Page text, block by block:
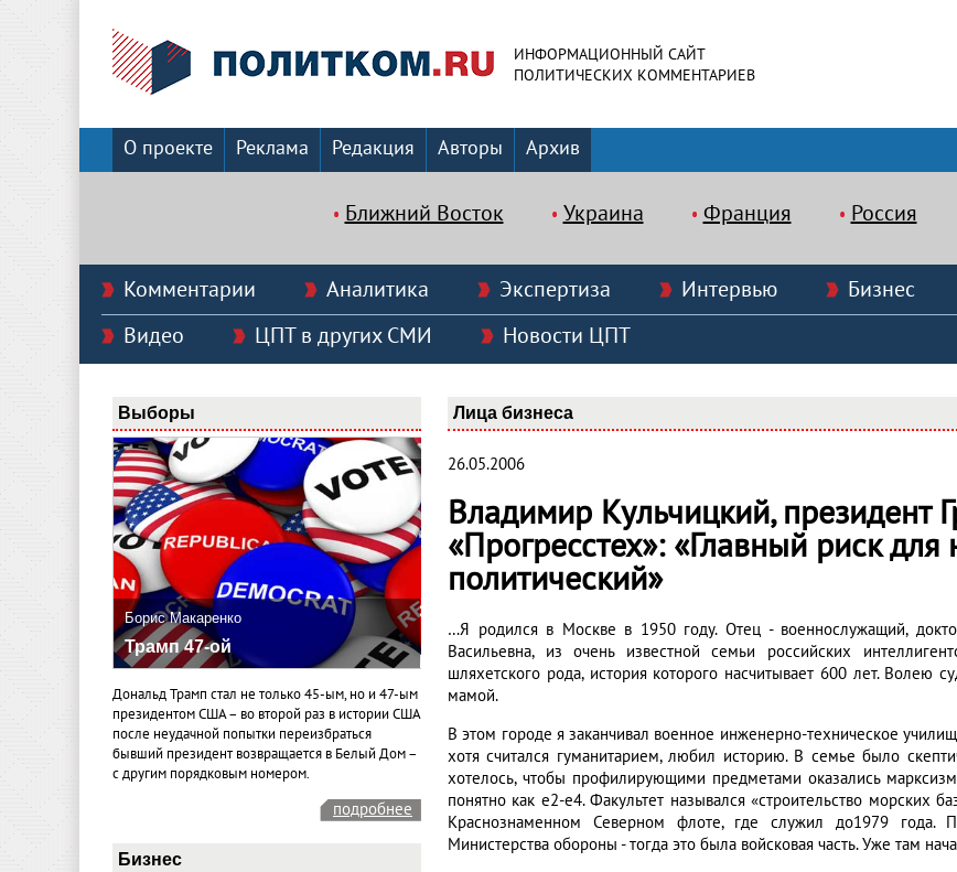
ИНФОРМАЦИОННЫЙ САЙТ
ПОЛИТИЧЕСКИХ КОММЕНТАРИЕВ
О проекте Реклама Редакция Авторы Архив
Ближний Восток Украина Франция Россия
Комментарии Аналитика Экспертиза Интервью Бизнес
Видео
ЦПТ в других СМИ Новости ЦПТ
Выборы
Борис Макаренко
Трамп 47-ой
Дональд Трамп стал не только 45-ым, но и 47-ым
президентом США – во второй раз в истории США
после неудачной попытки переизбраться
бывший президент возвращается в Белый Дом –
с другим порядковым номером.
подробнее
Бизнес
Лица бизнеса
26.05.2006
Владимир Кульчицкий, президент
«Прогресстех»: «Главный риск
политический»
…Я родился в Москве в 1950 году. Отец - военнослужащий,
Васильевна, из очень известной семьи российских
шляхетского рода, история которого насчитывает 600 лет. Волею
мамой.
В этом городе я заканчивал военное инженерно-техническое
хотя считался гуманитарием, любил историю. В семье было
хотелось, чтобы профилирующими предметами оказались
понятно как е2-е4. Факультет назывался «строительство морских
Краснознаменном Северном флоте, где служил до1979 года.
Министерства обороны - тогда это была войсковая часть. Уже там